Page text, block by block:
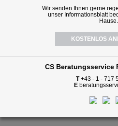
Wir senden Ihnen gerne
unser Informationsblatt
Hause.
KOSTENLOS
CS Beratungsservice
T+43 - 1 - 717
E